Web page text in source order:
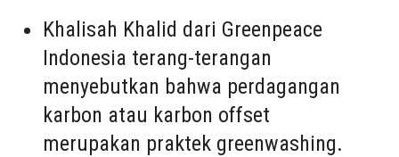
Khalisah Khalid dari Greenpeace
Indonesia terang-terangan
menyebutkan bahwa perdagangan
karbon atau karbon offset
merupakan praktek greenwashing.